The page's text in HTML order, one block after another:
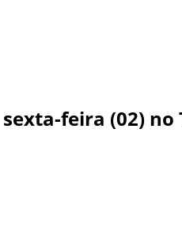
feira (02) no